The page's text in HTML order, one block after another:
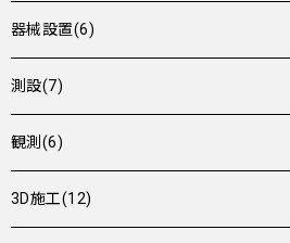
器械設置(6)
測設(7)
観測(6)
3D施工(12)